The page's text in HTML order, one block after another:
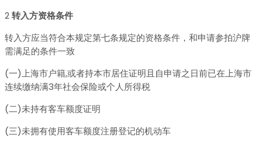
2转入方资格条件
转入方应当符合本规定第七条规定的资格条件，和申请参拍沪牌
需满足的条件一致
(一)上海市户籍,或者持本市居住证明且自申请之日前已在上海市
连续缴纳满3年社会保险或个人所得税
(二)未持有客车额度证明
(三)未拥有使用客车额度注册登记的机动车